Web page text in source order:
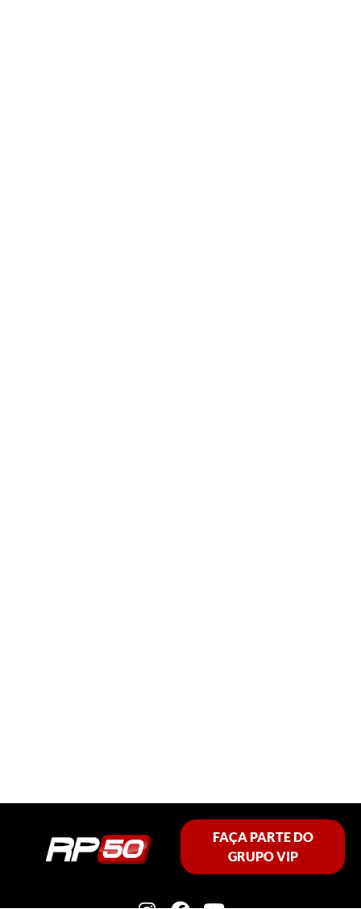
FAÇA PARTE DO
GRUPO VIP